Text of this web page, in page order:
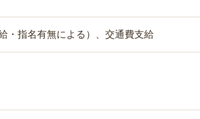
・指名有無による）、交通費支給